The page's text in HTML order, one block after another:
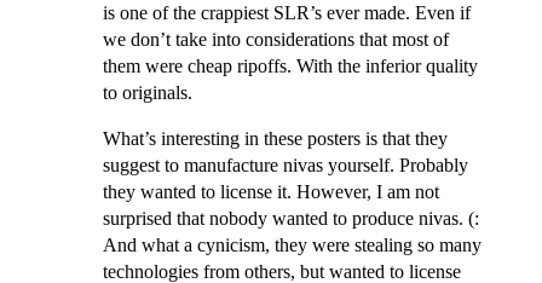
is one of the crappiest SLR’s ever made. Even if
we don’t take into considerations that most of
them were cheap ripoffs. With the inferior quality
to originals.
What’s interesting in these posters is that they
suggest to manufacture nivas yourself. Probably
they wanted to license it. However, I am not
surprised that nobody wanted to produce nivas. (:
And what a cynicism, they were stealing so many
technologies from others, but wanted to license